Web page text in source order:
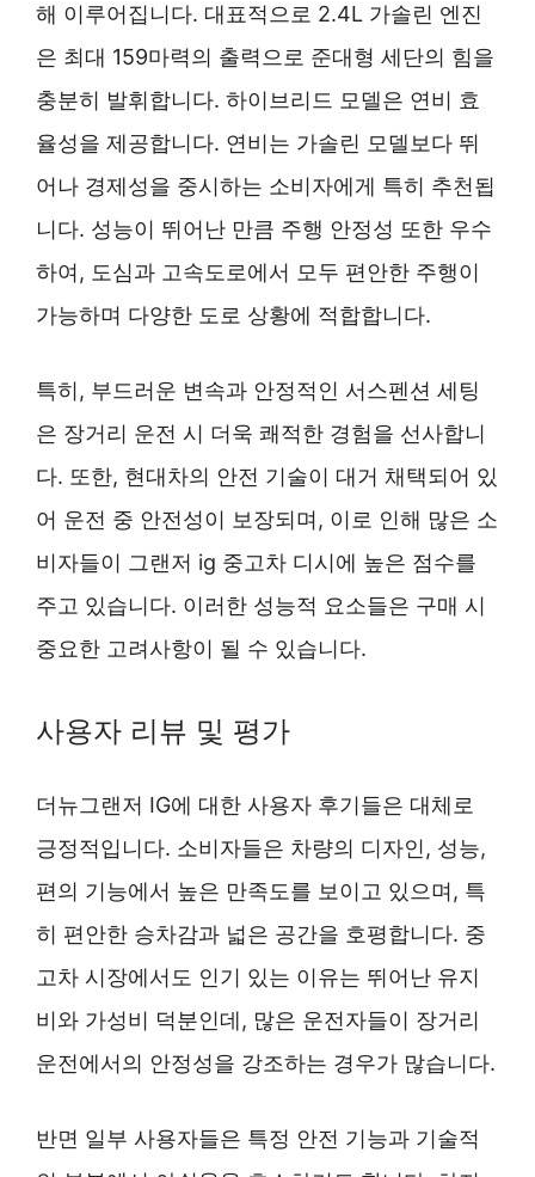
해 이루어집니다. 대표적으로 2.4L 가솔린 엔진
은 최대 159마력의 출력으로 준대형 세단의 힘을
충분히 발휘합니다. 하이브리드 모델은 연비 효
율성을 제공합니다. 연비는 가솔린 모델보다 뛰
어나 경제성을 중시하는 소비자에게 특히 추천됩
니다. 성능이 뛰어난 만큼 주행 안정성 또한 우수
하여, 도심과 고속도로에서 모두 편안한 주행이
가능하며 다양한 도로 상황에 적합합니다.
특히, 부드러운 변속과 안정적인 서스펜션 세팅
은 장거리 운전 시 더욱 쾌적한 경험을 선사합니
다. 또한, 현대차의 안전 기술이 대거 채택되어 있
어 운전 중 안전성이 보장되며, 이로 인해 많은 소
비자들이 그랜저 ig 중고차 디시에 높은 점수를
주고 있습니다. 이러한 성능적 요소들은 구매 시
중요한 고려사항이 될 수 있습니다.
사용자 리뷰 및 평가
더뉴그랜저 IG에 대한 사용자 후기들은 대체로
긍정적입니다. 소비자들은 차량의 디자인, 성능,
편의 기능에서 높은 만족도를 보이고 있으며, 특
히 편안한 승차감과 넓은 공간을 호평합니다. 중
고차 시장에서도 인기 있는 이유는 뛰어난 유지
비와 가성비 덕분인데, 많은 운전자들이 장거리
운전에서의 안정성을 강조하는 경우가 많습니다.
반면 일부 사용자들은 특정 안전 기능과 기술적